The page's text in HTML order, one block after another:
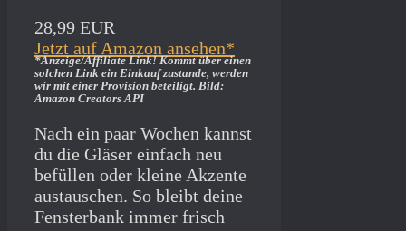
28,99 EUR
Jetzt auf Amazon ansehen*
*Anzeige/Affiliate Link! Kommt über einen
solchen Link ein Einkauf zustande, werden
wir mit­ einer Provision beteiligt. Bild:
Amazon Creators API
Nach ein paar Wochen kannst
du die Gläser einfach neu
befüllen oder kleine Akzente
austauschen. So bleibt deine
Fensterbank immer frisch